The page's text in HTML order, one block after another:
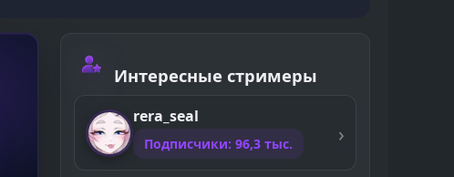
Интересные стримеры
rera_seal
Подписчики: 96,3 тыс.